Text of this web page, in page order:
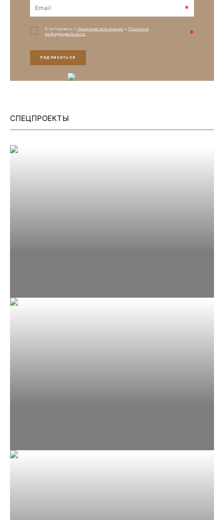
*
Я соглашаюсь с Правилами пользования иПолитикой
конфиденциальности
*
ПОДПИСАТЬСЯ
СПЕЦПРОЕКТЫ